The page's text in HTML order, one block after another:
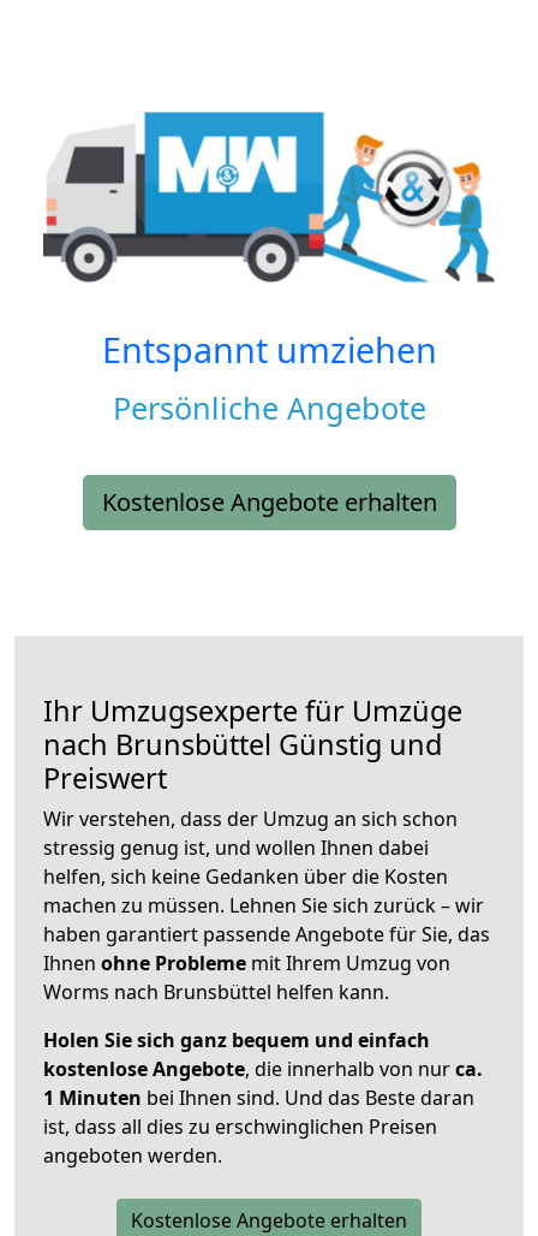
Entspannt umziehen
Persönliche Angebote
Kostenlose Angebote erhalten
Ihr Umzugsexperte für Umzüge
nach Brunsbüttel Günstig und
Preiswert
Wir verstehen, dass der Umzug an sich schon
stressig genug ist, und wollen Ihnen dabei
helfen, sich keine Gedanken über die Kosten
machen zu müssen. Lehnen Sie sich zurück – wir
haben garantiert passende Angebote für Sie, das
Ihnen ohne Probleme mit Ihrem Umzug von
Worms nach Brunsbüttel helfen kann.
Holen Sie sich ganz bequem und einfach
kostenlose Angebote, die innerhalb von nurca.
1 Minuten bei Ihnen sind. Und das Beste daran
ist, dass all dies zu erschwinglichen Preisen
angeboten werden.
Kostenlose Angebote erhalten